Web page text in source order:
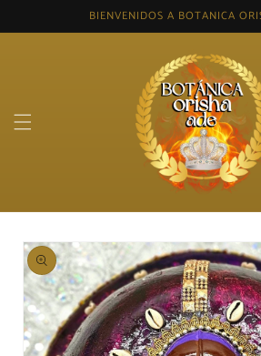
content
BIENVENIDOS A BOTANICA
Skip to
product
information